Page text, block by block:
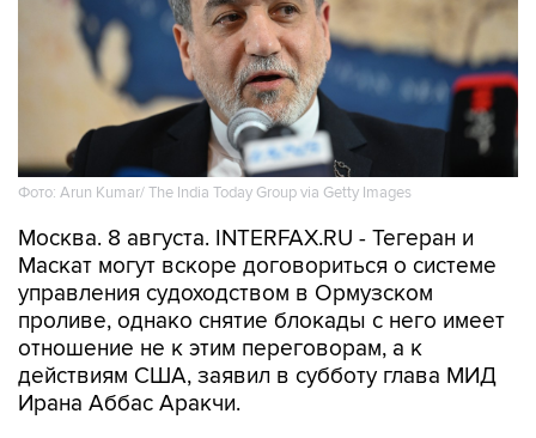
Фото: Arun Kumar/ The India Today Group via Getty Images
Москва. 8 августа. INTERFAX.RU - Тегеран и
Маскат могут вскоре договориться о системе
управления судоходством в Ормузском
проливе, однако снятие блокады с него имеет
отношение не к этим переговорам, а к
действиям США, заявил в субботу глава МИД
Ирана Аббас Аракчи.